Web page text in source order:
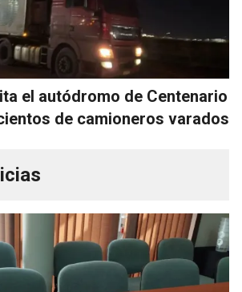
el autódromo de Centenario
de camioneros varados